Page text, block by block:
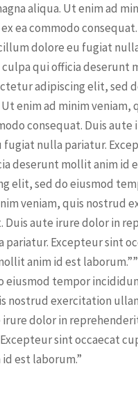
aliqua. Ut enim ad
ea commodo
dolore eu fugiat
qui officia deserunt
adipiscing elit, sed
enim ad minim
consequat. Duis
fugiat nulla pariatur.
deserunt mollit anim id
elit, sed do eiusmod
veniam, quis nostrud
Duis aute irure dolor in
Excepteur sint
anim id est
eiusmod tempor
nostrud exercitation
irure dolor in
sint occaecat
est laborum.”